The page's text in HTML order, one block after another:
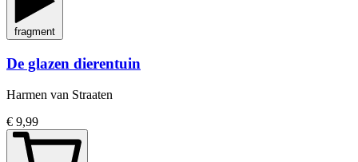
fragment
De glazen dierentuin
Harmen van Straaten
€ 9,99